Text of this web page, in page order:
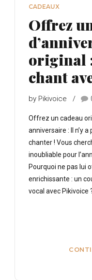
CADEAUX
Offrez
original
chant
by Pikivoice
Offrez un cadeau
anniversaire : Il n’y
chanter ! Vous
inoubliable pour
Pourquoi ne pas lui
enrichissante : un
vocal avec Pikivoice